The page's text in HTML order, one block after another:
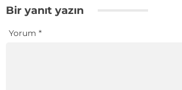
Bir yanıt yazın
Yorum *